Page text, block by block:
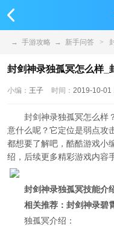
→ 手游攻略 → 新手问答 >
绍
封剑神录独孤冥怎么样_
小编： 王子 时间： 2019-10-01
封剑神录独孤冥怎么样
意什么呢？它定位是弱点攻
都想要了解吧，酷酷游戏小
绍，后续更多精彩游戏内容
封剑神录独孤冥技能介
相关推荐：封剑神录碧
独孤冥介绍：